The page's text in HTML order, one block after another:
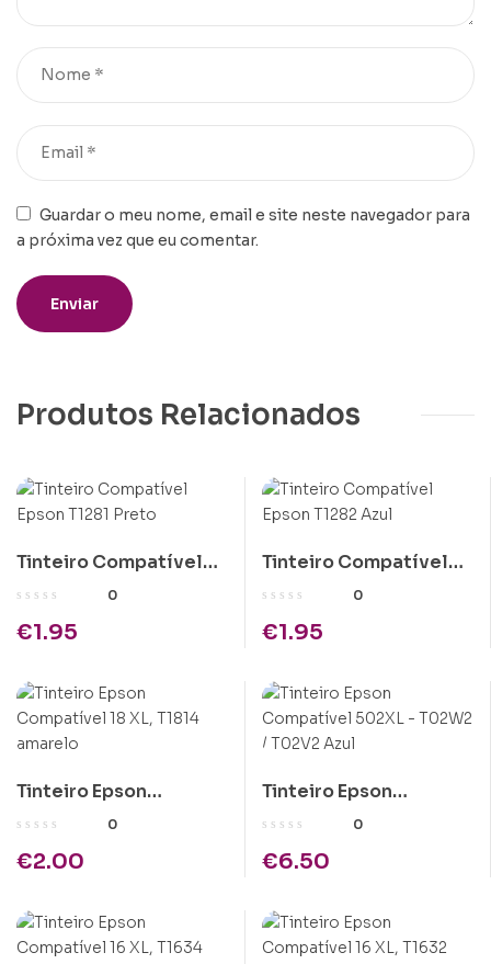
Guardar o meu nome, email e site neste navegador para
a próxima vez que eu comentar.
Produtos Relacionados
Tinteiro Compatível
Epson T1281 Preto
0
€1.95
Tinteiro Compatível
Epson T1282 Azul
0
€1.95
Tinteiro Epson
Compatível 18 XL,
0
€2.00
Tinteiro Epson
Compatível 502XL –
0
€6.50